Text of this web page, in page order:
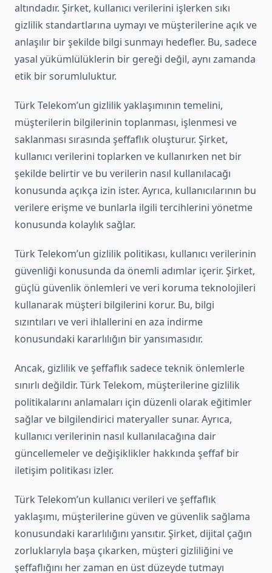
altındadır. Şirket, kullanıcı verilerini işlerken sıkı
gizlilik standartlarına uymayı ve müşterilerine açık ve
anlaşılır bir şekilde bilgi sunmayı hedefler. Bu, sadece
yasal yükümlülüklerin bir gereği değil, aynı zamanda
etik bir sorumluluktur.
Türk Telekom’un gizlilik yaklaşımının temelini,
müşterilerin bilgilerinin toplanması, işlenmesi ve
saklanması sırasında şeffaflık oluşturur. Şirket,
kullanıcı verilerini toplarken ve kullanırken net bir
şekilde belirtir ve bu verilerin nasıl kullanılacağı
konusunda açıkça izin ister. Ayrıca, kullanıcılarının bu
verilere erişme ve bunlarla ilgili tercihlerini yönetme
konusunda kolaylık sağlar.
Türk Telekom’un gizlilik politikası, kullanıcı verilerinin
güvenliği konusunda da önemli adımlar içerir. Şirket,
güçlü güvenlik önlemleri ve veri koruma teknolojileri
kullanarak müşteri bilgilerini korur. Bu, bilgi
sızıntıları ve veri ihlallerini en aza indirme
konusundaki kararlılığın bir yansımasıdır.
Ancak, gizlilik ve şeffaflık sadece teknik önlemlerle
sınırlı değildir. Türk Telekom, müşterilerine gizlilik
politikalarını anlamaları için düzenli olarak eğitimler
sağlar ve bilgilendirici materyaller sunar. Ayrıca,
kullanıcı verilerinin nasıl kullanılacağına dair
güncellemeler ve değişiklikler hakkında şeffaf bir
iletişim politikası izler.
Türk Telekom’un kullanıcı verileri ve şeffaflık
yaklaşımı, müşterilerine güven ve güvenlik sağlama
konusundaki kararlılığını yansıtır. Şirket, dijital çağın
zorluklarıyla başa çıkarken, müşteri gizliliğini ve
şeffaflığını her zaman en üst düzeyde tutmayı